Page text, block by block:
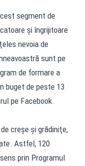
segment de
şi îngrijitoare
nevoia de
sunt pe
de formare a
buget de peste 13
pe Facebook.
creşe şi grădiniţe,
Astfel, 120
prin Programul